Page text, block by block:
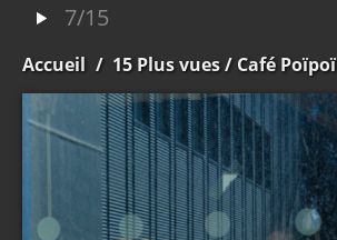
7/15
Accueil / 15 Plus vues/ Café Poïpoï